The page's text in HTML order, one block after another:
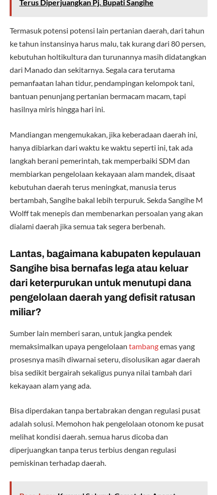
Terus Diperjuangkan Pj. Bupati Sangihe
Termasuk potensi potensi lain pertanian daerah, dari tahun
ke tahun instansinya harus malu, tak kurang dari 80 persen,
kebutuhan holtikultura dan turunannya masih didatangkan
dari Manado dan sekitarnya. Segala cara terutama
pemanfaatan lahan tidur, pendampingan kelompok tani,
bantuan penunjang pertanian bermacam macam, tapi
hasilnya miris hingga hari ini.
Mandiangan mengemukakan, jika keberadaan daerah ini,
hanya dibiarkan dari waktu ke waktu seperti ini, tak ada
langkah berani pemerintah, tak memperbaiki SDM dan
membiarkan pengelolaan kekayaan alam mandek, disaat
kebutuhan daerah terus meningkat, manusia terus
bertambah, Sangihe bakal lebih terpuruk. Sekda Sangihe M
Wolff tak menepis dan membenarkan persoalan yang akan
dialami daerah jika semua tak segera berbenah.
Lantas, bagaimana kabupaten kepulauan
Sangihe bisa bernafas lega atau keluar
dari keterpurukan untuk menutupi dana
pengelolaan daerah yang defisit ratusan
miliar?
Sumber lain memberi saran, untuk jangka pendek
memaksimalkan upaya pengelolaan tambangemas yang
prosesnya masih diwarnai seteru, disolusikan agar daerah
bisa sedikit bergairah sekaligus punya nilai tambah dari
kekayaan alam yang ada.
Bisa diperdakan tanpa bertabrakan dengan regulasi pusat
adalah solusi. Memohon hak pengelolaan otonom ke pusat
melihat kondisi daerah. semua harus dicoba dan
diperjuangkan tanpa terus terbius dengan regulasi
pemiskinan terhadap daerah.